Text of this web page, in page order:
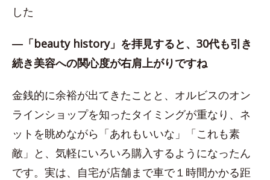
した
―「beauty history」を拝見すると、30代も引き
続き美容への関心度が右肩上がりですね
金銭的に余裕が出てきたことと、オルビスのオン
ラインショップを知ったタイミングが重なり、ネ
ットを眺めながら「あれもいいな」「これも素
敵」と、気軽にいろいろ購入するようになったん
です。実は、自宅が店舗まで車で１時間かかる距